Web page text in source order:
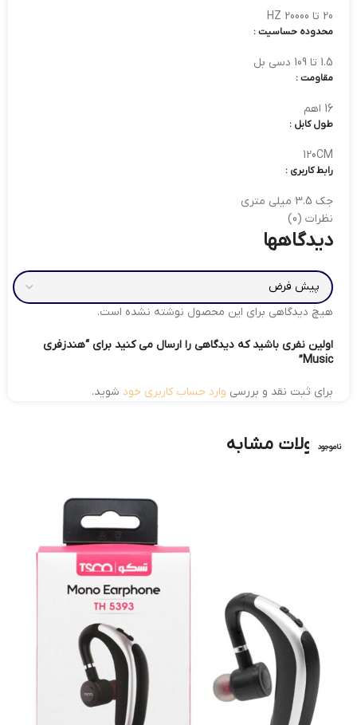
20 تا 20000 HZ
محدوده حساسیت :
1.5 تا 109 دسی بل
مقاومت :
16 اهم
طول کابل :
120CM
رابط کاربری :
جک 3.5 میلی متری
نظرات (0)
دیدگاهها
هیچ دیدگاهی برای این محصول نوشته نشده است.
اولین نفری باشید که دیدگاهی را ارسال می کنید برای “هندزفری
Music”
برای ثبت نقد و بررسی وارد حساب کاربری خود شوید.
محصولات مشابه
ناموجود
ناموجود
ناموجود